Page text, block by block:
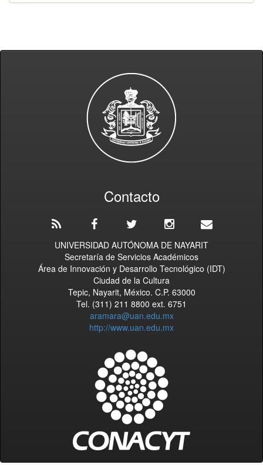
Contacto
UNIVERSIDAD AUTÓNOMA DE NAYARIT
Secretaría de Servicios Académicos
Área de Innovación y Desarrollo Tecnológico (IDT)
Ciudad de la Cultura
Tepic, Nayarit, México. C.P. 63000
Tel. (311) 211 8800 ext. 6751
aramara@uan.edu.mx
http://www.uan.edu.mx